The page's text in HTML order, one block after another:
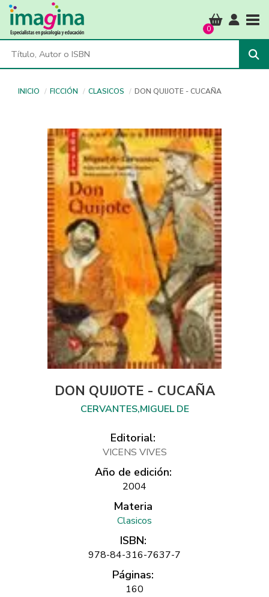
0
INICIO FICCIÓN CLASICOS DON QUIJOTE - CUCAÑA
DON QUIJOTE - CUCAÑA
CERVANTES,MIGUEL DE
Editorial:
VICENS VIVES
Año de edición:
2004
Materia
Clasicos
ISBN:
978-84-316-7637-7
Páginas:
160